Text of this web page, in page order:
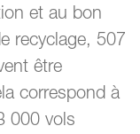
et au bon
recyclage, 507
être
correspond à
000 vols